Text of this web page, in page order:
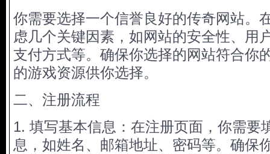
你需要选择一个信誉良好的传奇网站。
虑几个关键因素，如网站的安全性、用
支付方式等。确保你选择的网站符合你
的游戏资源供你选择。
二、注册流程
1. 填写基本信息：在注册页面，你需要
息，如姓名、邮箱地址、密码等。确保